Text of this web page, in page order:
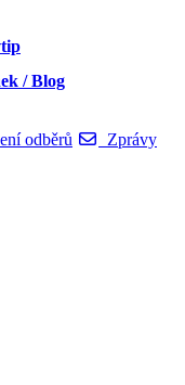
/ Blog
odběrů
Zprávy